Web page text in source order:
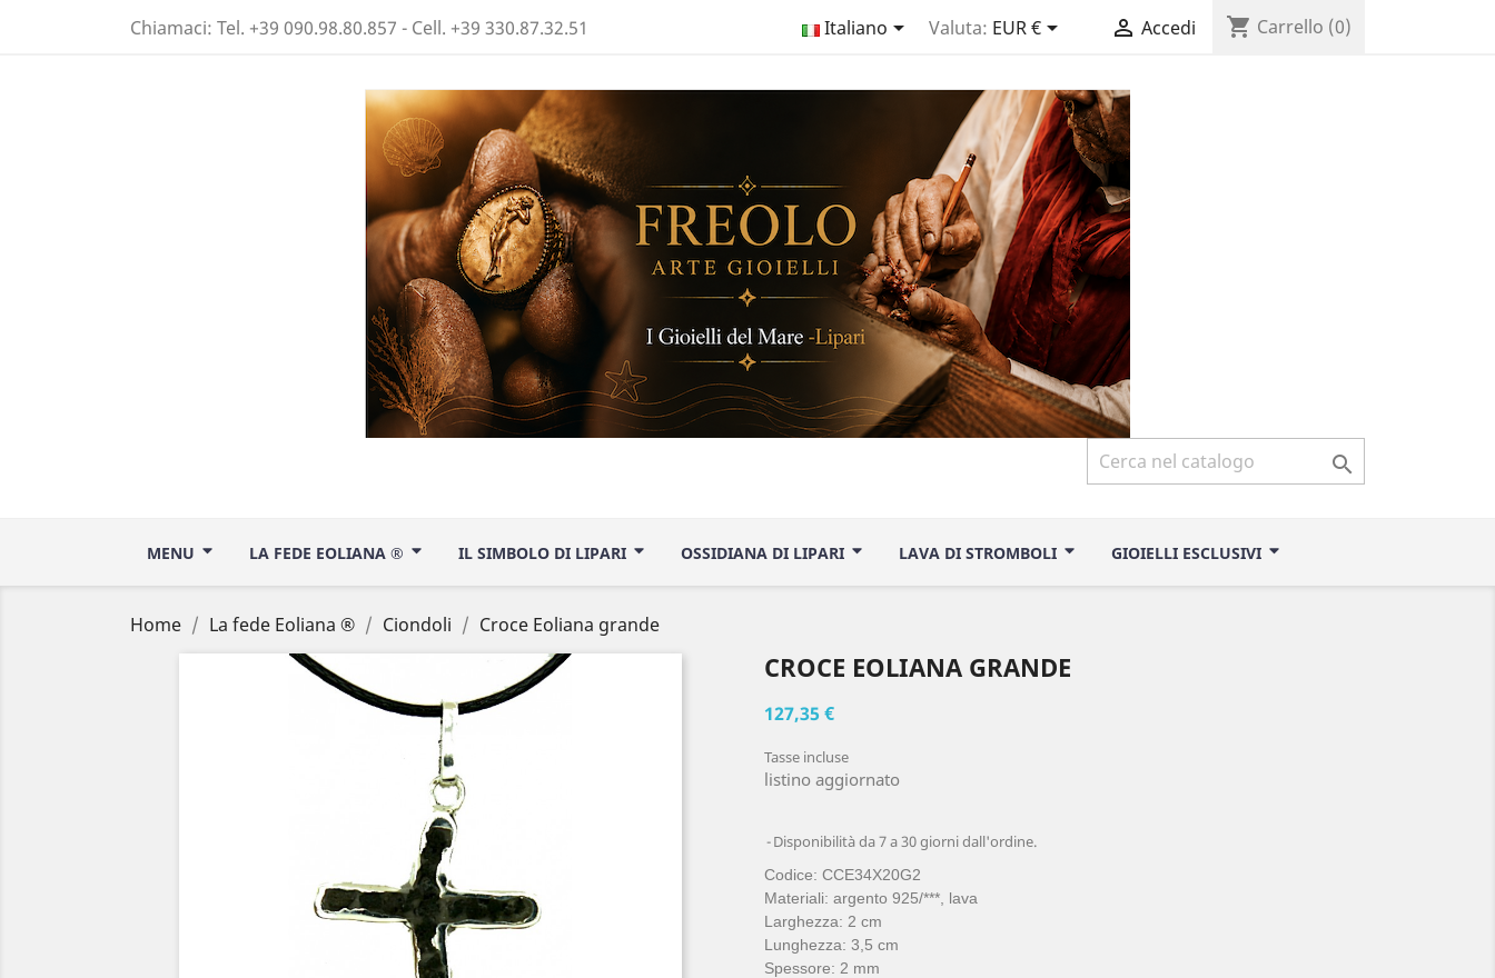
Chiamaci: Tel. +39 090.98.80.857 - Cell. +39 330.87.32.51 Italiano Valuta: EUR €  Accedi shopping_cart Carrello (0)

MENU LA FEDE EOLIANA ® IL SIMBOLO DI LIPARI OSSIDIANA DI LIPARI LAVA DI STROMBOLI GIOIELLI ESCLUSIVI
Home La fede Eoliana ® Ciondoli Croce Eoliana grande
CROCE EOLIANA GRANDE
127,35 €
Tasse incluse
listino aggiornato
Disponibilità da 7 a 30 giorni dall'ordine.
Codice: CCE34X20G2
Materiali: argento 925/***, lava
Larghezza: 2 cm
Lunghezza: 3,5 cm
Spessore: 2 mm